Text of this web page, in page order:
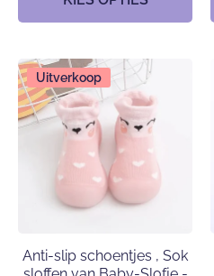
Uitverkoop
Anti-slip schoentjes , Sok